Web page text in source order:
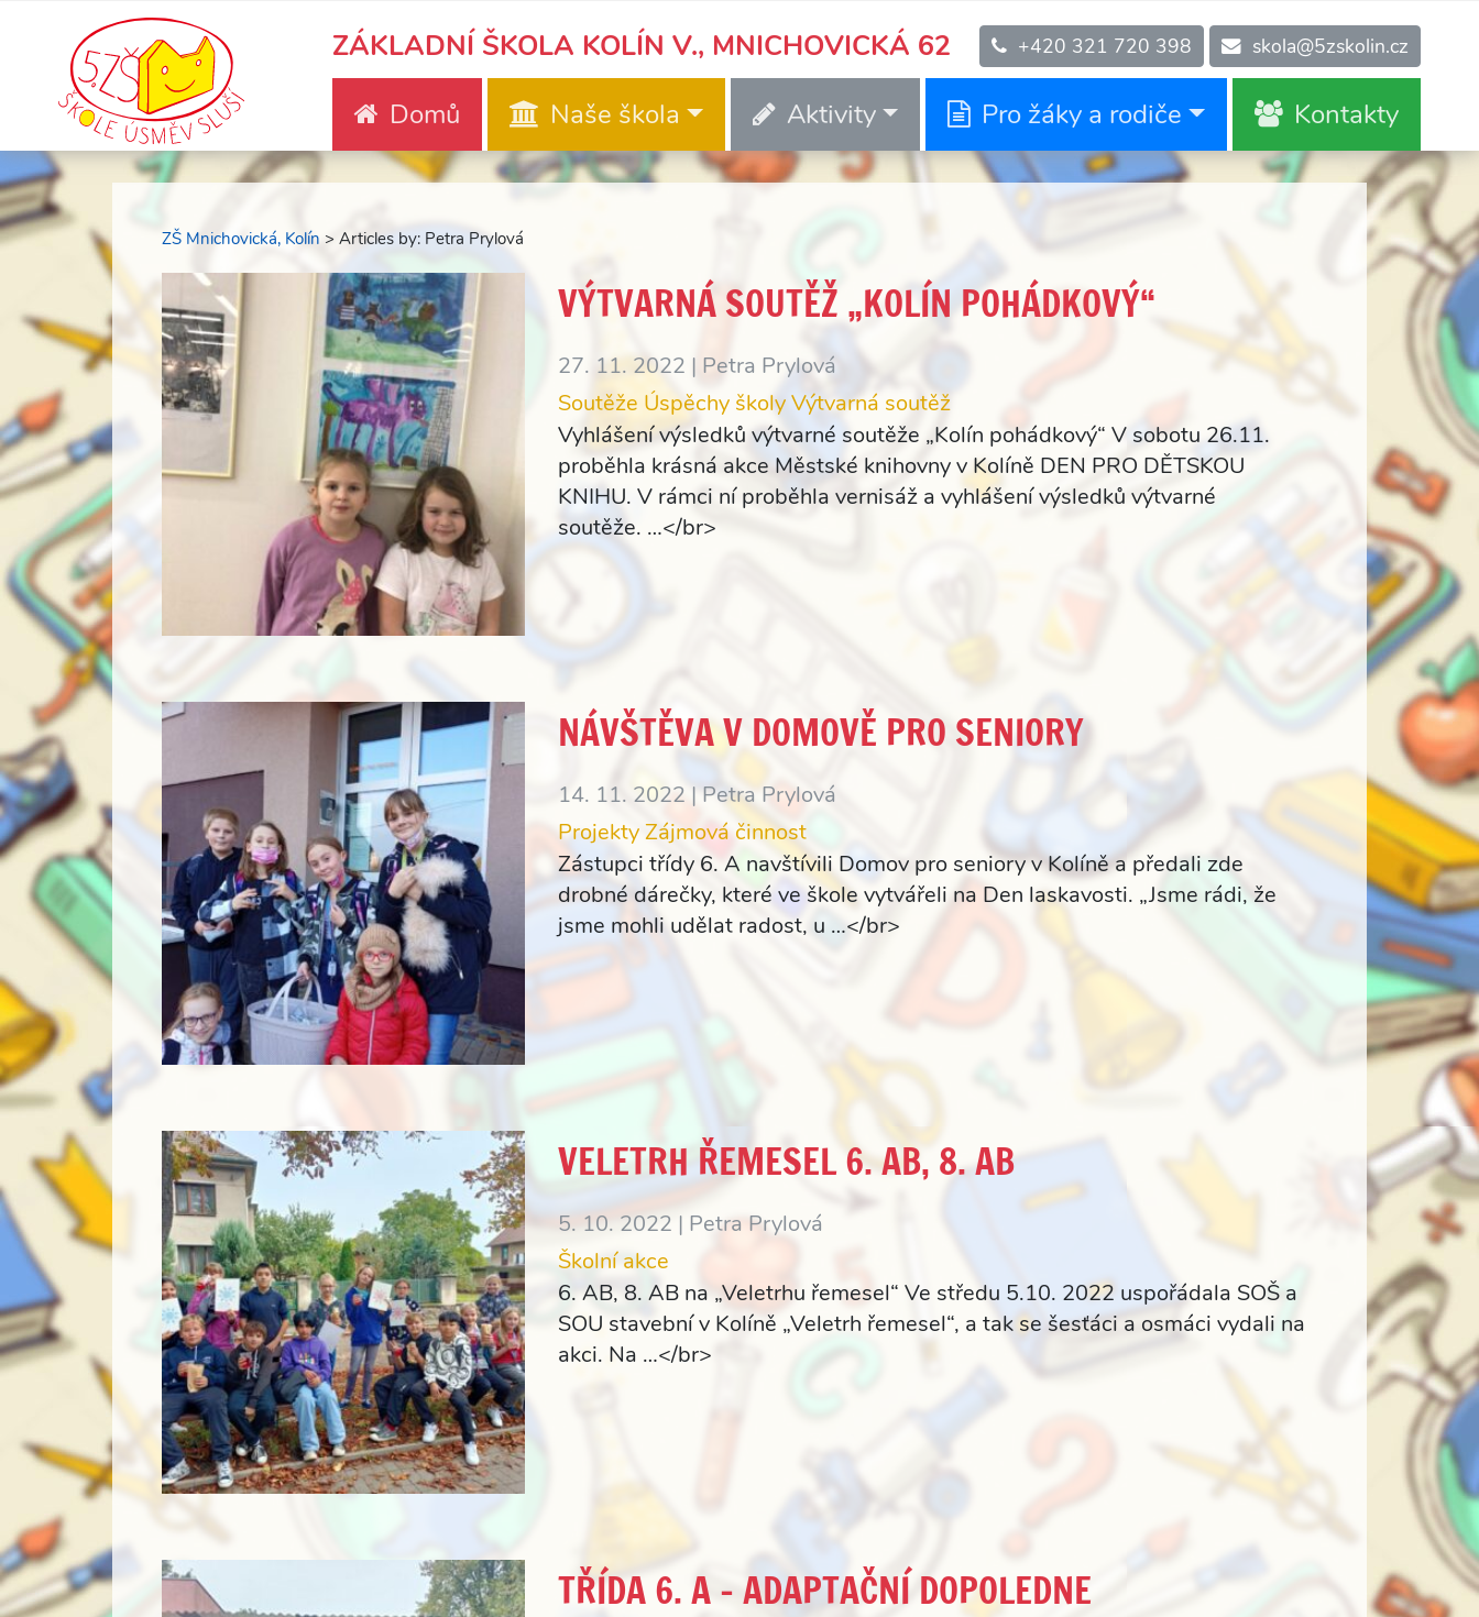
ZÁKLADNÍ ŠKOLA KOLÍN V., MNICHOVICKÁ 62 +420 321 720 398 skola@5zskolin.cz
Domů Naše škola Aktivity Pro žáky a rodiče Kontakty
ZŠ Mnichovická, Kolín > Articles by: Petra Prylová
VÝTVARNÁ SOUTĚŽ „KOLÍN POHÁDKOVÝ“
27. 11. 2022 | Petra Prylová
Soutěže Úspěchy školyVýtvarná soutěž
Vyhlášení výsledků výtvarné soutěže „Kolín pohádkový“ V sobotu 26.11.
proběhla krásná akce Městské knihovny v Kolíně DEN PRO DĚTSKOU
KNIHU. V rámci ní proběhla vernisáž a vyhlášení výsledků výtvarné
soutěže. …</br>
NÁVŠTĚVA V DOMOVĚ PRO SENIORY
14. 11. 2022 |Petra Prylová
ProjektyZájmová činnost
Zástupci třídy 6. A navštívili Domov pro seniory v Kolíně a předali zde
drobné dárečky, které ve škole vytvářeli na Den laskavosti. „Jsme rádi, že
jsme mohli udělat radost, u …</br>
VELETRH ŘEMESEL 6. AB, 8. AB
5. 10. 2022 | Petra Prylová
Školní akce
6. AB, 8. AB na „Veletrhu řemesel“ Ve středu 5.10. 2022 uspořádala SOŠ a
SOU stavební v Kolíně „Veletrh řemesel“, a tak se šesťáci a osmáci vydali na
akci. Na …</br>
TŘÍDA 6. A – ADAPTAČNÍ DOPOLEDNE